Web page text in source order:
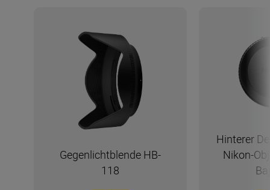
Gegenlichtblende HB-
118
Hinterer
Nikon-